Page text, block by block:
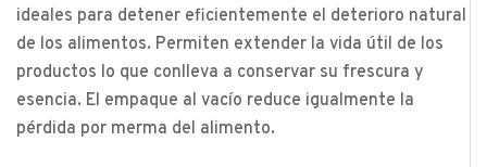
ideales para detener eficientemente el deterioro natural
de los alimentos. Permiten extender la vida útil de los
productos lo que conlleva a conservar su frescura y
esencia. El empaque al vacío reduce igualmente la
pérdida por merma del alimento.